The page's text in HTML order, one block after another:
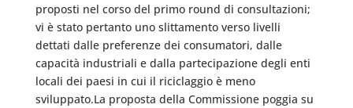
proposti nel corso del primo round di consultazioni;
vi è stato pertanto uno slittamento verso livelli
dettati dalle preferenze dei consumatori, dalle
capacità industriali e dalla partecipazione degli enti
locali dei paesi in cui il riciclaggio è meno
sviluppato.La proposta della Commissione poggia su